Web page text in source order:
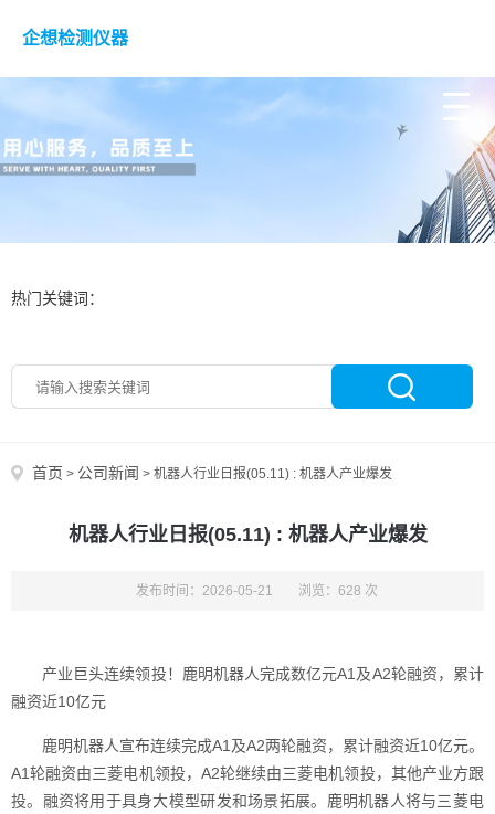
企想检测仪器
热门关键词：
首页 > 公司新闻 > 机器人行业日报(05.11) : 机器人产业爆发
机器人行业日报(05.11) : 机器人产业爆发
发布时间：2026-05-21 浏览：628 次
产业巨头连续领投！鹿明机器人完成数亿元A1及A2轮融资，累计
融资近10亿元
鹿明机器人宣布连续完成A1及A2两轮融资，累计融资近10亿元。
A1轮融资由三菱电机领投，A2轮继续由三菱电机领投，其他产业方跟
投。融资将用于具身大模型研发和场景拓展。鹿明机器人将与三菱电